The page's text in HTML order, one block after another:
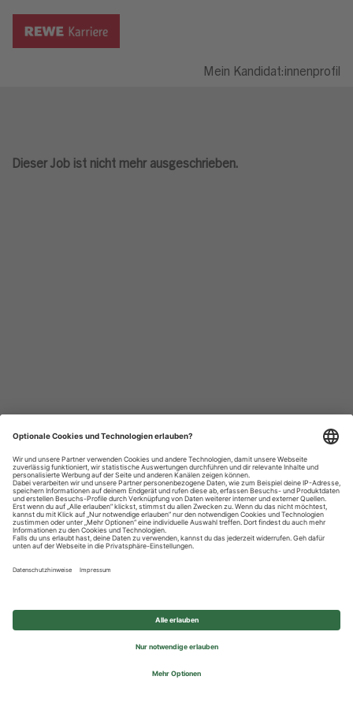
Mein Kandidat:innenprofil
Dieser Job ist nicht mehr ausgeschrieben.
Datenschutzhinweise
Impressum
Privatsphäre-Einstellungen
© 2026 REWE Group - All rights reserved